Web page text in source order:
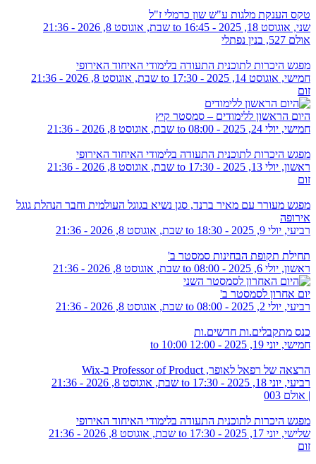
טקס הענקת מלגות ע"ש שון כרמלי ז"ל
שני, אוגוסט 18, 2025 - 16:45
שבת, אוגוסט 8, 2026 - 21:36
אולם 527, בנין נפתלי
מפגש היכרות לתוכנית התעודה בלימודי האיחוד האירופי
חמישי, אוגוסט 14, 2025 - 17:30
שבת, אוגוסט 8, 2026 - 21:36
זום
היום הראשון ללימודים – סמסטר קיץ
חמישי, יולי 24, 2025 - 08:00
שבת, אוגוסט 8, 2026 - 21:36
מפגש היכרות לתוכנית התעודה בלימודי האיחוד האירופי
ראשון, יולי 13, 2025 - 17:30
שבת, אוגוסט 8, 2026 - 21:36
זום
מפגש מעורר עם מאיר ברנד, סגן נשיא בגוגל העולמית וחבר הנהלת גוגל
אירופה
רביעי, יולי 9, 2025 - 18:30
שבת, אוגוסט 8, 2026 - 21:36
תחילת תקופת הבחינות סמסטר ב'
ראשון, יולי 6, 2025 - 08:00
שבת, אוגוסט 8, 2026 - 21:36
יום אחרון לסמסטר ב'
רביעי, יולי 2, 2025 - 08:00
שבת, אוגוסט 8, 2026 - 21:36
כנס מתקבלים.ות חדשים.ות
חמישי, יוני 19, 2025 -
12:00
10:00
הרצאה של רפאל לאופר, Professor of Product ב-Wix
רביעי, יוני 18, 2025 - 17:30
שבת, אוגוסט 8, 2026 - 21:36
| אולם 003
מפגש היכרות לתוכנית התעודה בלימודי האיחוד האירופי
שלישי, יוני 17, 2025 - 17:30
שבת, אוגוסט 8, 2026 - 21:36
זום